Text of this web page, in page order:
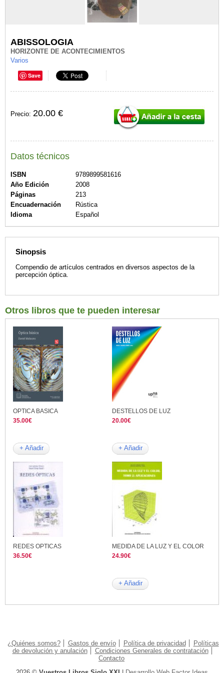
ABISSOLOGIA
HORIZONTE DE ACONTECIMIENTOS
Varios
Save
Precio: 20.00 €
Datos técnicos
ISBN
9789899581616
Año Edición
2008
Páginas
213
Encuadernación
Rústica
Idioma
Español
Sinopsis
Compendio de artículos centrados en diversos aspectos de la
percepción óptica.
Otros libros que te pueden interesar
OPTICA BASICA
35.00€
+ Añadir
DESTELLOS DE LUZ
20.00€
+ Añadir
REDES OPTICAS
36.50€
MEDIDA DE LA LUZ Y EL COLOR
24.90€
+ Añadir
¿Quiénes somos? Gastos de envío Política de privacidad
Políticas
de devolución y anulación
Condiciones Generales de contratación
Contacto